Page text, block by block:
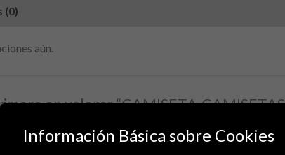
(0)
aún.
en valorar “CAMISETA-
PECHO 110”
de correo electrónico no será publicada.
Información Básica sobre Cookies